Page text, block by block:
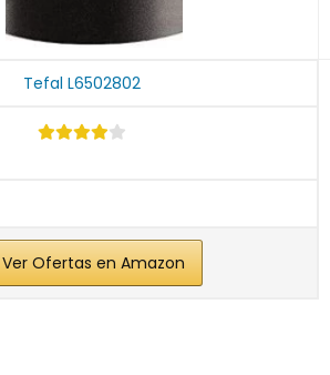
Tefal L6502802
Ver Ofertas en Amazon